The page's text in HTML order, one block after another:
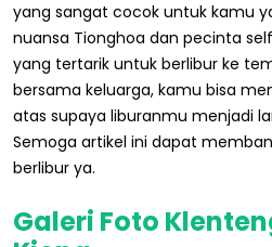
yang sangat cocok untuk kamu
nuansa Tionghoa dan pecinta
yang tertarik untuk berlibur ke
bersama keluarga, kamu bisa
atas supaya liburanmu menjadi
Semoga artikel ini dapat
berlibur ya.
Galeri Foto